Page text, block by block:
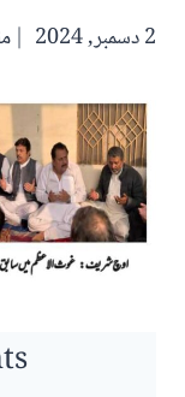
2 دسمبر, 2024